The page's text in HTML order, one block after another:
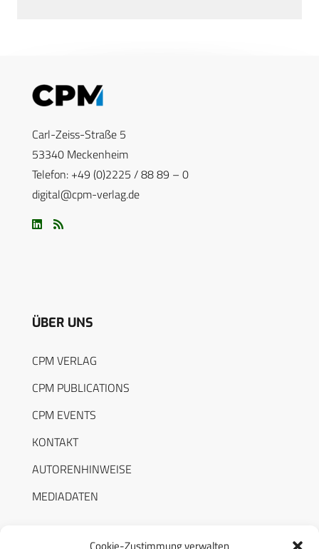
Carl-Zeiss-Straße 5
53340 Meckenheim
Telefon: +49 (0)2225 / 88 89 – 0
digital@cpm-verlag.de
ÜBER UNS
CPM VERLAG
CPM PUBLICATIONS
CPM EVENTS
KONTAKT
AUTORENHINWEISE
MEDIADATEN